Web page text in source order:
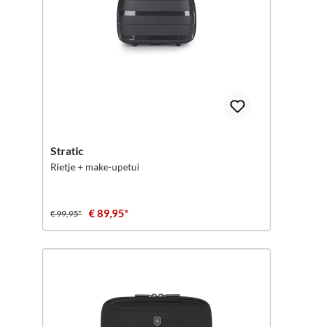
Stratic
Rietje + make-upetui
€ 99,95* € 89,95*